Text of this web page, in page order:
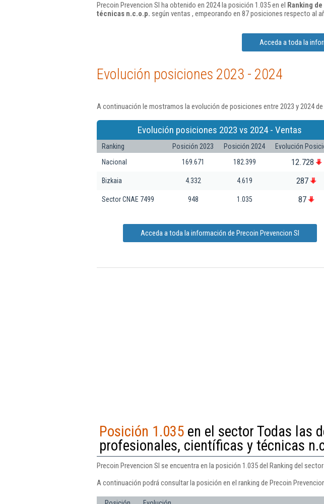
Precoin Prevencion Sl ha obtenido en 2024 la posición 1.035 en el Ranking
técnicas n.c.o.p. según ventas , empeorando en 87 posiciones respecto al
Acceda a toda la
Evolución posiciones 2023 - 2024
A continuación le mostramos la evolución de posiciones entre 2023 y 2024
Evolución posiciones 2023 vs 2024 - Ventas
Ranking Posición 2023 Posición 2024
Evolución
Nacional
169.671 182.399 12.728
Bizkaia 4.332 4.619 287
Sector CNAE 7499 948 1.035 87
Acceda a toda la información de Precoin Prevencion Sl
Posición 1.035 en el sector Todas las
profesionales, científicas y técnicas
Precoin Prevencion Sl se encuentra en la posición 1.035 del Ranking del
A continuación podrá consultar la posición en el ranking de Precoin